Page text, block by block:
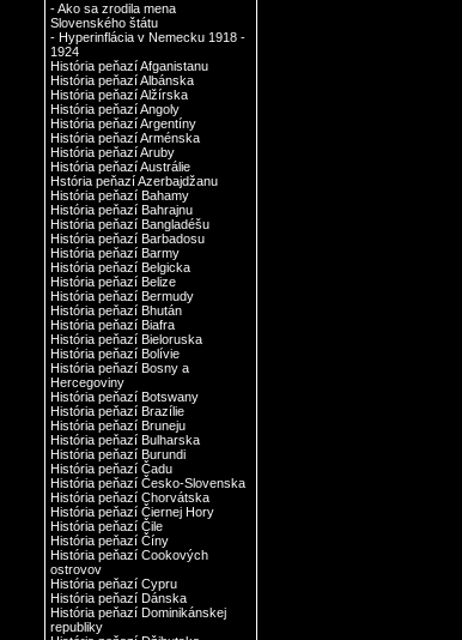
- Ako sa zrodila mena
Slovenského štátu
- Hyperinflácia v Nemecku 1918 -
1924
História peňazí Afganistanu
História peňazí Albánska
História peňazí Alžírska
História peňazí Angoly
História peňazí Argentíny
História peňazí Arménska
História peňazí Aruby
História peňazí Austrálie
Hstória peňazí Azerbajdžanu
História peňazí Bahamy
História peňazí Bahrajnu
História peňazí Bangladéšu
História peňazí Barbadosu
História peňazí Barmy
História peňazí Belgicka
História peňazí Belize
História peňazí Bermudy
História peňazí Bhután
História peňazí Biafra
História peňazí Bieloruska
História peňazí Bolívie
História peňazí Bosny a
Hercegoviny
História peňazí Botswany
História peňazí Brazílie
História peňazí Bruneju
História peňazí Bulharska
História peňazí Burundi
História peňazí Čadu
História peňazí Česko-Slovenska
História peňazí Chorvátska
História peňazí Čiernej Hory
História peňazí Čile
História peňazí Číny
História peňazí Cookových
ostrovov
História peňazí Cypru
História peňazí Dánska
História peňazí Dominikánskej
republiky